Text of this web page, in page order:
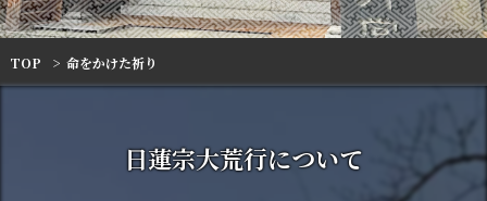
TOP 命をかけた祈り
日蓮宗大荒行について